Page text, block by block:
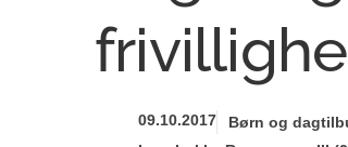
09.10.2017 Børn og